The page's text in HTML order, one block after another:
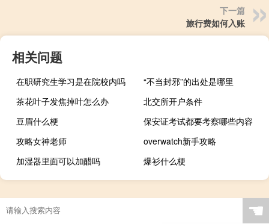
下一篇
旅行费如何入账
相关问题
在职研究生学习是在院校内吗
“不当封邪”的出处是哪里
茶花叶子发焦掉叶怎么办
北交所开户条件
豆眉什么梗
保安证考试都要考察哪些内容
攻略女神老师
overwatch新手攻略
加湿器里面可以加醋吗
爆衫什么梗
☚